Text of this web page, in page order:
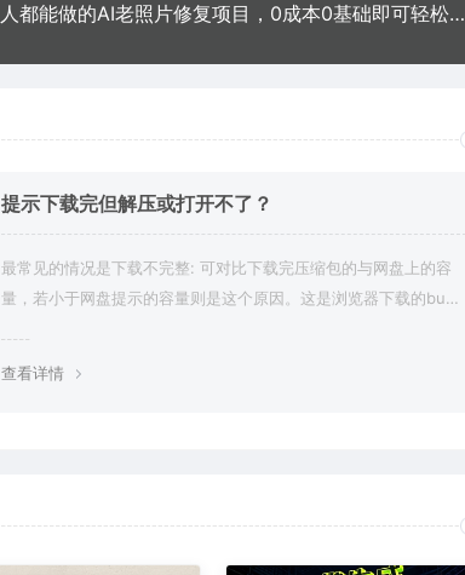
人人都能做的AI老照片修复项目，0成本0基础即可轻松上手，祝你快速变现
提示下载完但解压或打开不了？
最常见的情况是下载不完整: 可对比下载完压缩包的与网盘上的容
量，若小于网盘提示的容量则是这个原因。这是浏览器下载的bu
查看详情